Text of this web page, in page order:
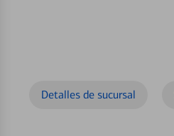
Detalles de sucursal